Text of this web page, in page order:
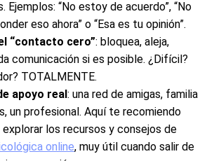
Ejemplos: “No estoy de acuerdo”, “No
eso ahora” o “Esa es tu opinión”.
“contacto cero”: bloquea, aleja,
comunicación si es posible. ¿Difícil?
TOTALMENTE.
apoyo real: una red de amigas, familia
un profesional. Aquí te recomiendo
los recursos y consejos de
online, muy útil cuando salir de